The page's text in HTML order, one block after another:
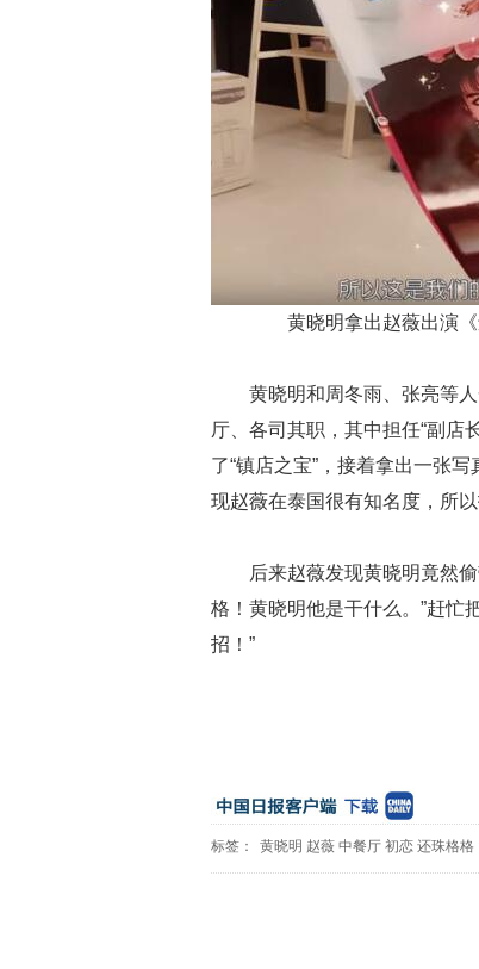
黄晓明拿出赵薇出演《
黄晓明和周冬雨、张亮等
厅、各司其职，其中担任“副店
了“镇店之宝”，接着拿出一张
现赵薇在泰国很有知名度，所
后来赵薇发现黄晓明竟然
格！黄晓明他是干什么。”赶忙
招！”
标签： 黄晓明 赵薇 中餐厅 初恋 还珠格格